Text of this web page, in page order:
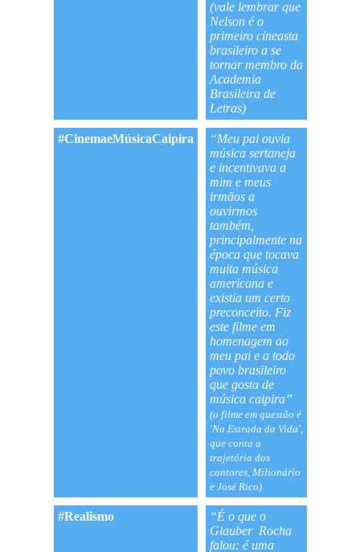
(vale lembrar que
Nelson é o
primeiro cineasta
brasileiro a se
tornar membro da
Academia
Brasileira de
Letras)
#CinemaeMúsicaCaipira
“Meu pai ouvia
música sertaneja
e incentivava a
mim e meus
irmãos a
ouvirmos
também,
principalmente na
época que tocava
muita música
americana e
existia um certo
preconceito. Fiz
este filme em
homenagem ao
meu pai e a todo
povo brasileiro
que gosta de
música caipira”
(o filme em questão é
'Na Estrada da Vida',
que conta a
trajetória dos
cantores, Milionário
e José Rico)
#Realismo
“É o que o
Glauber Rocha
falou: é uma